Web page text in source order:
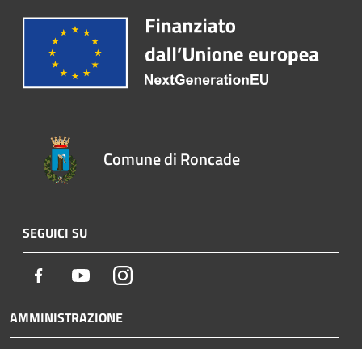
Comune di Roncade
SEGUICI SU
Facebook YoutubeInstagram
AMMINISTRAZIONE